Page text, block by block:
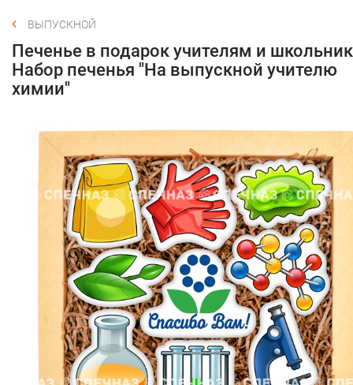
ВЫПУСКНОЙ
Печенье в подарок учителям и
Набор печенья "На выпускной учителю
химии"